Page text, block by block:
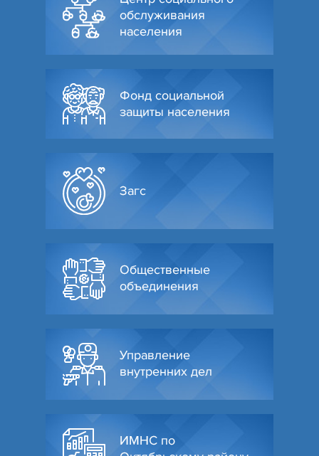
обслуживания
населения
Фонд социальной
защиты населения
Загс
Общественные
объединения
Управление
внутренних дел
ИМНС по